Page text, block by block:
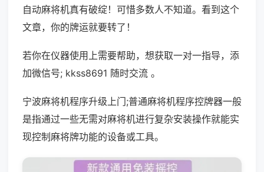
自动麻将机真有破绽！可惜多数人不知道。看到这个
文章，你的牌运就要转了！
若你在仪器使用上需要帮助，想获取一对一指导，添
加微信号; kkss8691 随时交流 。
宁波麻将机程序升级上门;普通麻将机程序控牌器一般
是指通过一些无需对麻将机进行复杂安装操作就能实
现控制麻将牌功能的设备或工具。